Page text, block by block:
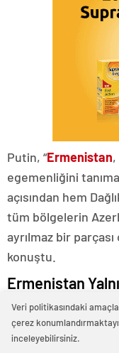
0 0
0 0
0 0
Putin, “Ermenistan,
egemenliğini
açısından hem
tüm bölgelerin
ayrılmaz bir
konuştu.
Ermenistan
Yaptık
Rusya Devlet
Cumhurbaşkanı
Veri politikasındaki
çerez
inceleyebilirsiniz.